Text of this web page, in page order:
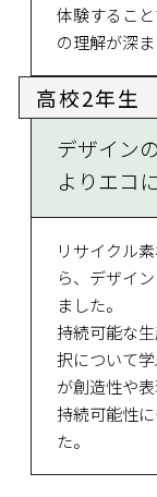
体験するこ
の理解が深ま
高校2年生
デザイン
よりエコ
リサイクル
ら、デザイ
ました。
持続可能な
択について
が創造性や
持続可能性
た。